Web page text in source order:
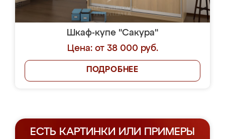
Шкаф-купе "Сакура"
Цена: от 38 000 руб.
ПОДРОБНЕЕ
ЕСТЬ КАРТИНКИ ИЛИ ПРИМЕРЫ